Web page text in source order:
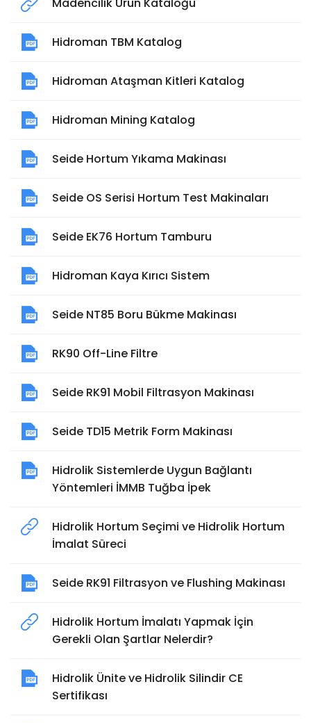
Hidroman TBM Katalog
Hidroman Ataşman Kitleri Katalog
Hidroman Mining Katalog
Seide Hortum Yıkama Makinası
Seide OS Serisi Hortum Test Makinaları
Seide EK76 Hortum Tamburu
Hidroman Kaya Kırıcı Sistem
Seide NT85 Boru Bükme Makinası
RK90 Off-Line Filtre
Seide RK91 Mobil Filtrasyon Makinası
Seide TD15 Metrik Form Makinası
Hidrolik Sistemlerde Uygun Bağlantı
Yöntemleri İMMB Tuğba İpek
Hidrolik Hortum Seçimi ve Hidrolik Hortum
İmalat Süreci
Seide RK91 Filtrasyon ve Flushing Makinası
Hidrolik Hortum İmalatı Yapmak İçin
Gerekli Olan Şartlar Nelerdir?
Hidrolik Ünite ve Hidrolik Silindir CE
Sertifikası